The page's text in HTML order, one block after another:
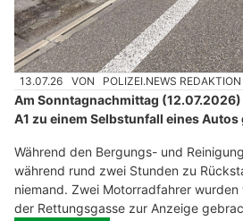
13.07.26 VON POLIZEI.NEWS REDAKTION
Am Sonntagnachmittag
A1 zu einem Selbstunfall eines Autos
Während den Bergungs- und
während rund zwei Stunden zu
niemand. Zwei Motorradfahrer
der Rettungsgasse zur Anzeige